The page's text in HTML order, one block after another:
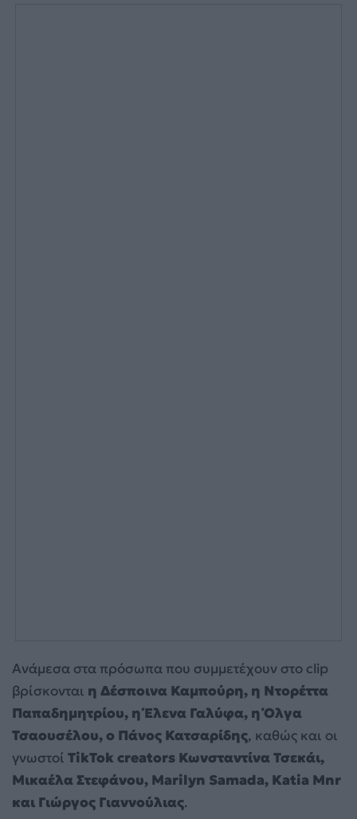
Ανάμεσα στα πρόσωπα που συμμετέχουν στο clip
βρίσκονται η Δέσποινα Καμπούρη, η Ντορέττα
Παπαδημητρίου, η Έλενα Γαλύφα, η Όλγα
Τσαουσέλου, ο Πάνος Κατσαρίδης, καθώς και οι
γνωστοί TikTok creators Κωνσταντίνα Τσεκάι,
Μικαέλα Στεφάνου, Marilyn Samada, Katia Mnr
και Γιώργος Γιαννούλιας.